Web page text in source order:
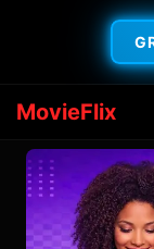
MovieFlix